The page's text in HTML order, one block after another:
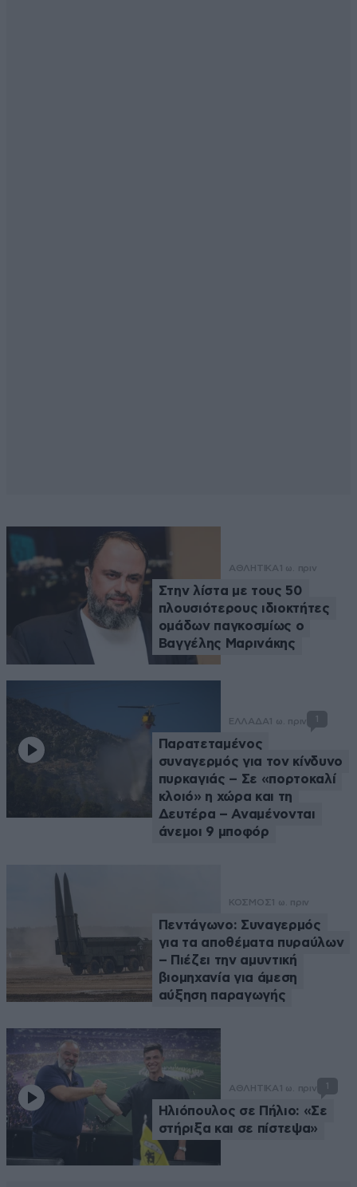
ΑΘΛΗΤΙΚΑ 1 ω. πριν
Στην λίστα με τους 50
πλουσιότερους ιδιοκτήτες
ομάδων παγκοσμίως ο
Βαγγέλης Μαρινάκης
ΕΛΛΑΔΑ 1 ω. πριν 1
Παρατεταμένος
συναγερμός για τον κίνδυνο
πυρκαγιάς – Σε «πορτοκαλί
κλοιό» η χώρα και τη
Δευτέρα – Αναμένονται
άνεμοι 9 μποφόρ
ΚΟΣΜΟΣ 1 ω. πριν
Πεντάγωνο: Συναγερμός
για τα αποθέματα πυραύλων
– Πιέζει την αμυντική
βιομηχανία για άμεση
αύξηση παραγωγής
ΑΘΛΗΤΙΚΑ 1 ω. πριν
Ηλιόπουλος σε Πήλιο: «Σε
στήριξα και σε πίστεψα»